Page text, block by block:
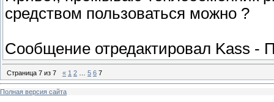
средством пользоваться можно ?
Сообщение отредактировал Kass -
Страница 7 из 7 « 1 2 5 6 7
Полная версия сайта